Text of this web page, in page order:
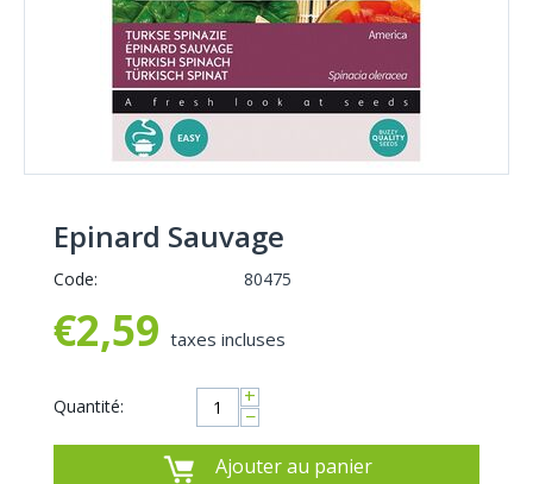
Epinard Sauvage
Code: 80475
€2,59 taxes incluses
Quantité: +
−
Ajouter au panier